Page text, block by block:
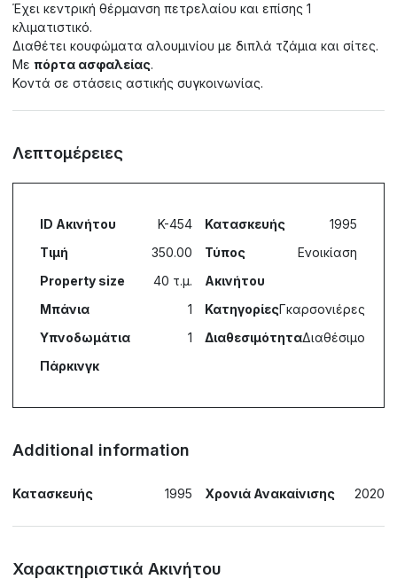
Έχει κεντρική θέρμανση πετρελαίου και επίσης 1
κλιματιστικό.
Διαθέτει κουφώματα αλουμινίου με διπλά τζάμια και σίτες.
Με πόρτα ασφαλείας.
Κοντά σε στάσεις αστικής συγκοινωνίας.
Λεπτομέρειες
ID Ακινήτου
K-454
Τιμή
350.00
Property size
40 τ.μ.
Μπάνια
1
Υπνοδωμάτια
1
Πάρκινγκ
Κατασκευής
1995
Τύπος
Ακινήτου
Ενοικίαση
ΚατηγορίεςΓκαρσονιέρες
ΔιαθεσιμότηταΔιαθέσιμο
Additional information
Κατασκευής 1995 Χρονιά Ανακαίνισης 2020
Χαρακτηριστικά Ακινήτου